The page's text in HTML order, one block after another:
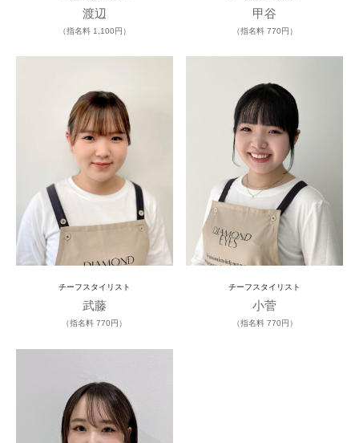
渡辺
（指名料 1,100円）
甲谷
（指名料 770円）
チーフスタイリスト
武藤
（指名料 770円）
チーフスタイリスト
小菅
（指名料 770円）